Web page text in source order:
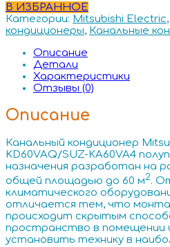
В ИЗБРАННОЕ
Категории: Mitsubishi Electric,
кондиционеры, Канальные
Описание
Детали
Характеристики
Отзывы (0)
Описание
Канальный кондиционер
KD60VAQ/SUZ-KA60VA4
назначения разработан на
общей площадью до 60 м2.
климатического
отличается тем, что
происходит скрытым
пространство в помещении
установить технику в